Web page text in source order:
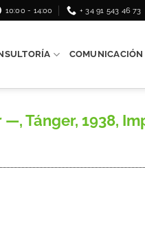
10:00 - 14:00 + 34 91 543 46 73
COMUNICACIÓN
Tánger, 1938,